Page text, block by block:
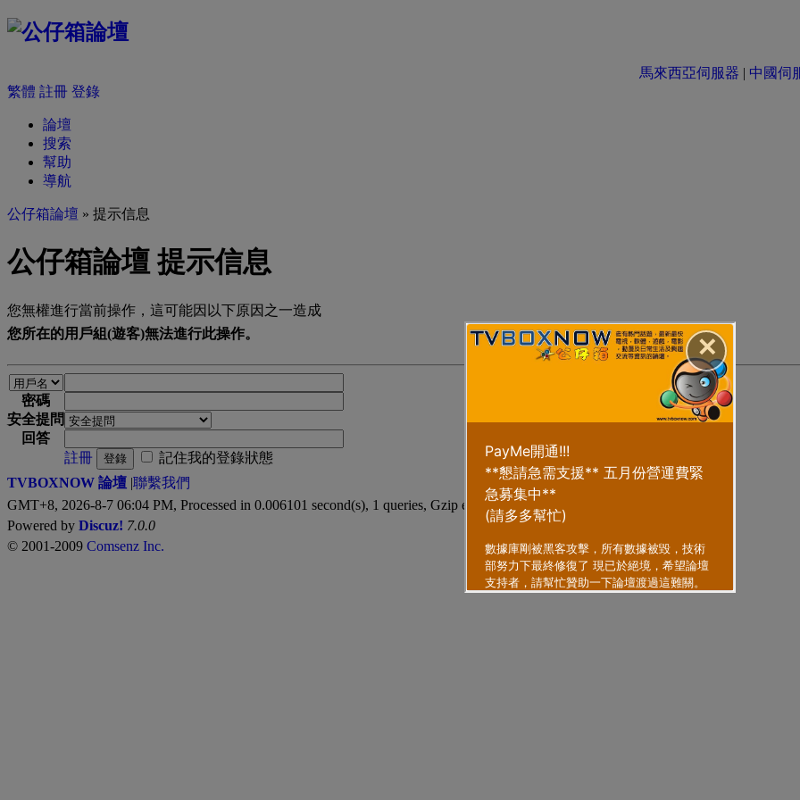
✕
馬來西亞伺服器 | 中國伺
繁體 註冊 登錄
論壇
搜索
幫助
導航
公仔箱論壇 » 提示信息
公仔箱論壇 提示信息
您無權進行當前操作，這可能因以下原因之一造成
您所在的用戶組(遊客)無法進行此操作。
密碼
安全提問
回答
註冊
登錄
記住我的登錄狀態
TVBOXNOW 論壇 |聯繫我們
GMT+8, 2026-8-7 06:04 PM, Processed in 0.006101 second(s), 1 queries, Gzip enabled.
Powered by Discuz! 7.0.0
© 2001-2009 Comsenz Inc.